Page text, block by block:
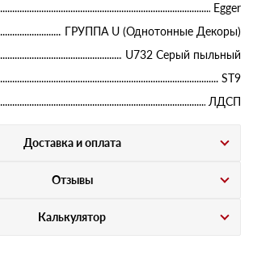
Egger
ГРУППА U (Однотонные Декоры)
U732 Серый пыльный
ST9
ЛДСП
Доставка и оплата
Отзывы
Калькулятор